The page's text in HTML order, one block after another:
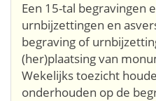
Een 15-tal begravingen
urnbijzettingen en
begraving of
(her)plaatsing van
Wekelijks toezicht
onderhouden op de